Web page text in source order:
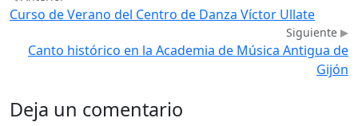
Curso de Verano del Centro de Danza Víctor Ullate
Siguiente
Canto histórico en la Academia de Música Antigua de
Gijón
Deja un comentario